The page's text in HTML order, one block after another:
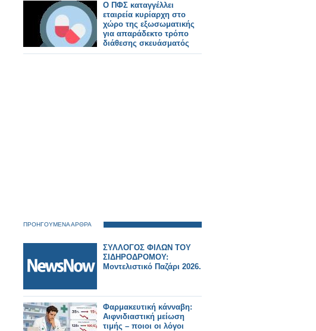
Ο ΠΦΣ καταγγέλλει
εταιρεία κυρίαρχη στο
χώρο της εξωσωματικής
για απαράδεκτο τρόπο
διάθεσης σκευάσματός
της
ΠΡΟΗΓΟΥΜΕΝΑ ΑΡΘΡΑ
ΣΥΛΛΟΓΟΣ ΦΙΛΩΝ ΤΟΥ
ΣΙΔΗΡΟΔΡΟΜΟΥ:
Μοντελιστικό Παζάρι 2026.
Φαρμακευτική κάνναβη:
Αιφνιδιαστική μείωση
τιμής – ποιοι οι λόγοι